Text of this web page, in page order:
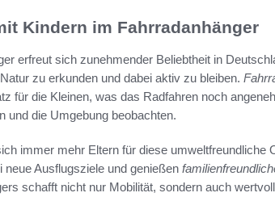
Kindern im Fahrradanhänger
erfreut sich zunehmender Beliebtheit in
zu erkunden und dabei aktiv zu bleiben.
für die Kleinen, was das Radfahren noch
und die Umgebung beobachten.
immer mehr Eltern für diese umweltfreundliche
Ausflugsziele und genießen
schafft nicht nur Mobilität, sondern auch